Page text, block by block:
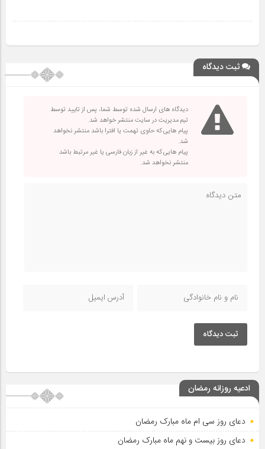
ثبت دیدگاه
دیدگاه های ارسال شده توسط شما، پس از تایید توسط
تیم مدیریت در سایت منتشر خواهد شد.
پیام هایی که حاوی تهمت یا افترا باشد منتشر نخواهد
شد.
پیام هایی که به غیر از زبان فارسی یا غیر مرتبط باشد
منتشر نخواهد شد.
ثبت دیدگاه
ادعیه روزانه رمضان
دعای روز سی ام ماه مبارک رمضان
دعای روز بیست و نهم ماه مبارک رمضان